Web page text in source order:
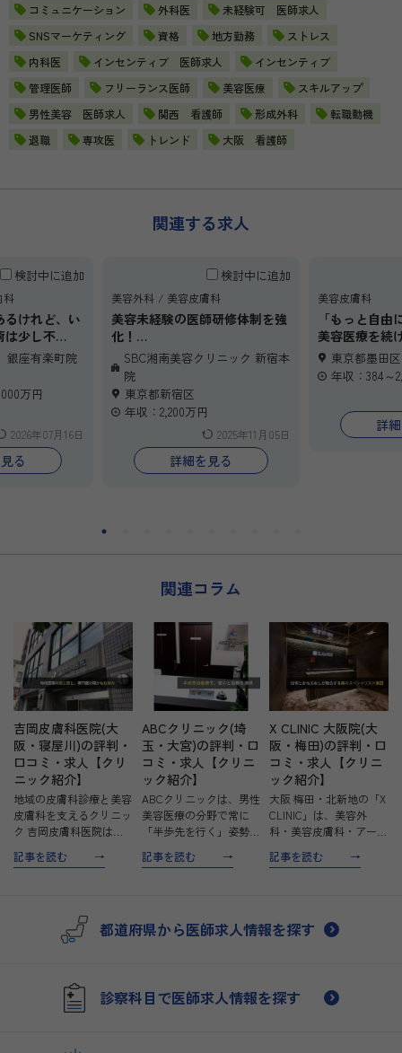
コミュニケーション
外科医
未経験可 医師求人
SNSマーケティング
資格 地方勤務
ストレス
内科医
インセンティブ 医師求人
インセンティブ
管理医師
フリーランス医師 美容医療
スキルアップ
男性美容 医師求人
関西 看護師 形成外科
転職動機
退職
専攻医 トレンド 大阪 看護師
関連する求人
検討中に追加
科
るけれど、い
は少し不
められる環
──そんな先
ニックは最
後も医師が継
安心感を重
ット”を提
座有楽町院
万円
2026年07月16日
る
検討中に追加
美容外科 美容皮膚科
美容未経験の医師研修体制を強
化！
全国展開する最大手美容クリニ
ック！
SBC湘南美容クリニック 新宿本
院
東京都新宿区
年収：2,200万円
2025年11月05日
詳細を見る
美容皮膚科
「もっと自
美容医療を続
ヒアルロン酸
心とした“注
を展開してい
人ひとりと
境で、美容
東京都墨田区
年収：384～
詳
関連コラム
吉岡皮膚科医院(大
阪・寝屋川)の評判・
口コミ・求人【クリ
ニック紹介】
地域の皮膚科診療と美容
皮膚科を支えるクリニッ
ク 吉岡皮膚科医院は、
域に根ざした皮膚科診療
険診療に加え、美容皮膚
記事を読む
ABCクリニック(埼
玉・大宮)の評判・口
コミ・求人【クリニ
ック紹介】
ABCクリニックは、男性
美容医療の分野で常に
「半歩先を行く」姿勢を
供するクリニックです。
治療環境の徹底を図り、
記事を読む
X CLINIC 大阪院(大
阪・梅田)の評判・口
コミ・求人【クリニ
ック紹介】
大阪 梅田・北新地の「X
CLINIC」は、美容外
科・美容皮膚科・アート
です。圧倒的な実績と高
医療を提供していま…
記事を読む
都道府県から医師求人情報を探す
診察科目で医師求人情報を探す